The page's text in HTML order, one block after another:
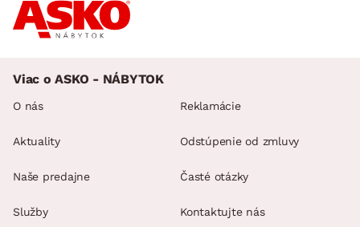
Viac o ASKO - NÁBYTOK
O nás
Aktuality
Naše predajne
Služby
Reklamácie
Odstúpenie od zmluvy
Časté otázky
Kontaktujte nás